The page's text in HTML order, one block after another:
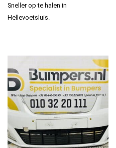
Sneller op te halen in
Hellevoetsluis.